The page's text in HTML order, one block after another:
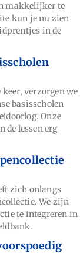
makkelijker te
kun je nu zien
in de
verzorgen we
basisscholen
Onze
de lessen erg
zich onlangs
We zijn
te integreren in